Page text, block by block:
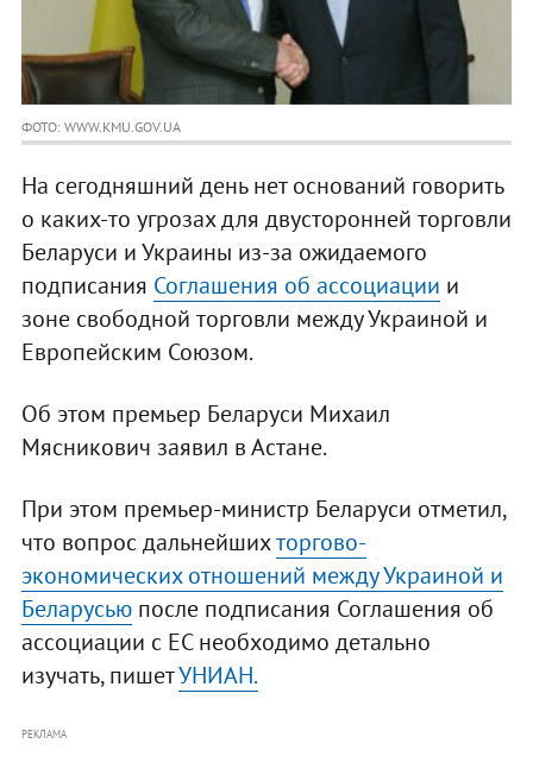
ФОТО: WWW.KMU.GOV.UA
На сегодняшний день нет оснований говорить
о каких-то угрозах для двусторонней торговли
Беларуси и Украины из-за ожидаемого
подписания Соглашения об ассоциации и
зоне свободной торговли между Украиной и
Европейским Союзом.
Об этом премьер Беларуси Михаил
Мясникович заявил в Астане.
При этом премьер-министр Беларуси отметил,
что вопрос дальнейшихторгово-
экономических отношений между Украиной и
Беларусьюпосле подписания Соглашения об
ассоциации с ЕС необходимо детально
изучать, пишетУНИАН.
РЕКЛАМА